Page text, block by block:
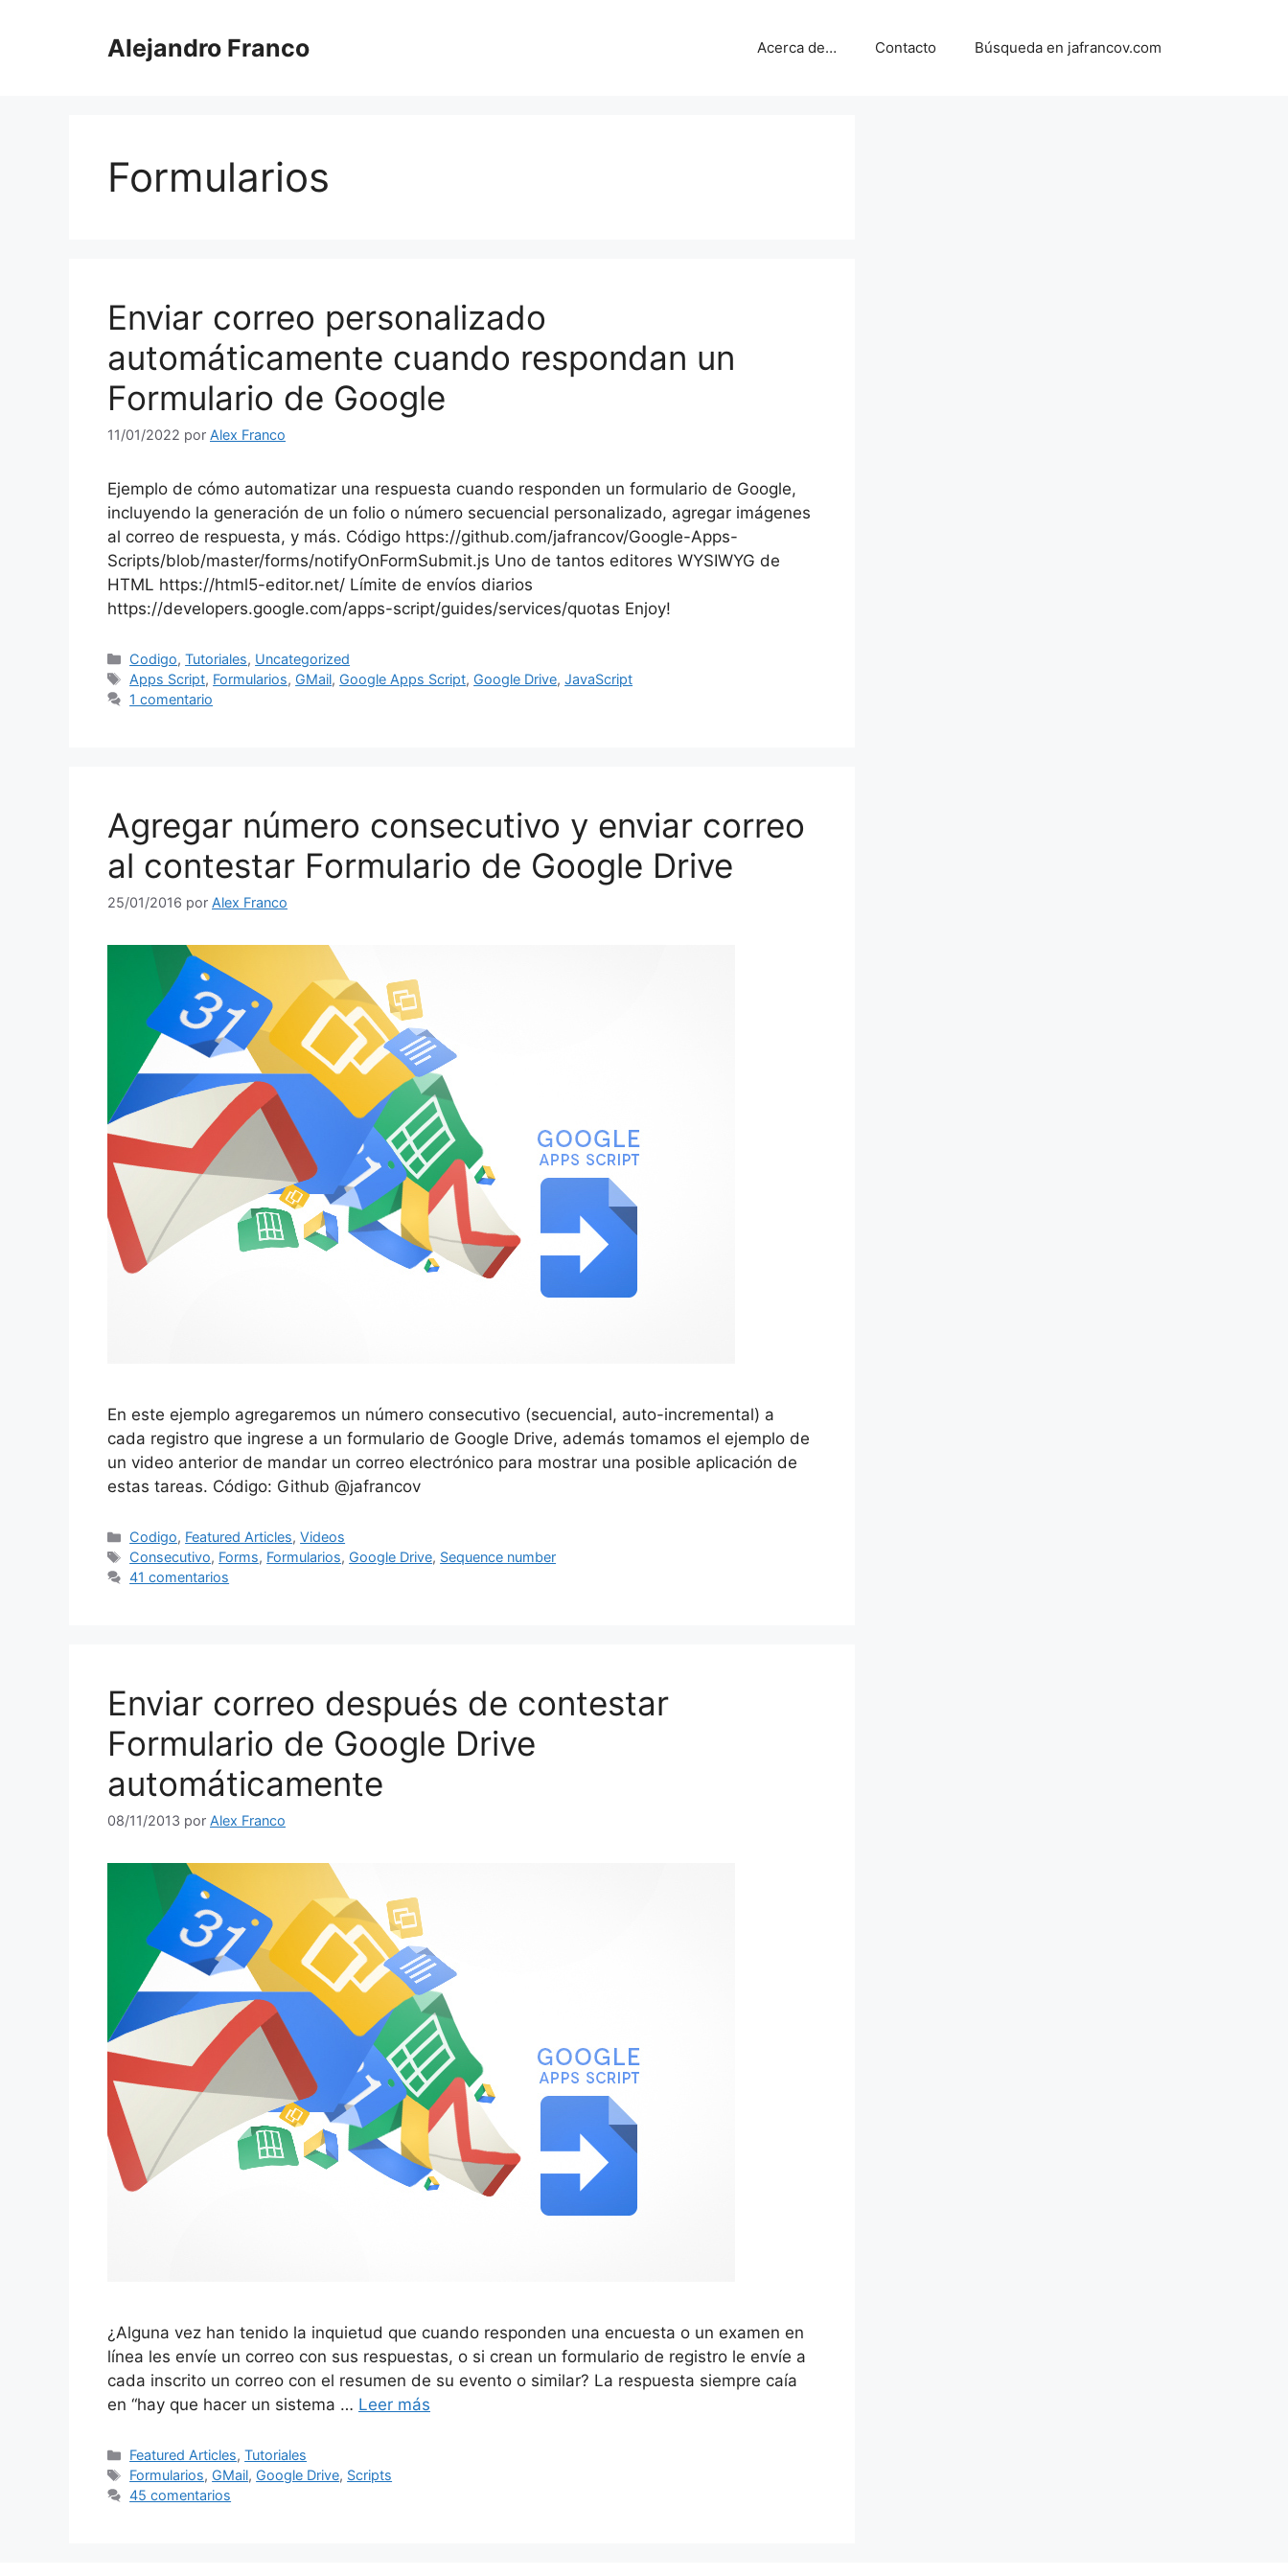
Alejandro Franco Acerca de… Contacto Búsqueda en jafrancov.com
Formularios
Enviar correo personalizado
automáticamente cuando respondan un
Formulario de Google
11/01/2022 por Alex Franco
Ejemplo de cómo automatizar una respuesta cuando responden un formulario de Google,
incluyendo la generación de un folio o número secuencial personalizado, agregar imágenes
al correo de respuesta, y más. Código https://github.com/jafrancov/Google-Apps-
Scripts/blob/master/forms/notifyOnFormSubmit.js Uno de tantos editores WYSIWYG de
HTML https://html5-editor.net/ Límite de envíos diarios
https://developers.google.com/apps-script/guides/services/quotas Enjoy!
Categorías
Codigo,Tutoriales, Uncategorized
Etiquetas
Apps Script, Formularios, GMail, Google Apps Script, Google Drive,JavaScript
1 comentario
Agregar número consecutivo y enviar correo
al contestar Formulario de Google Drive
25/01/2016 por Alex Franco
En este ejemplo agregaremos un número consecutivo (secuencial, auto-incremental) a
cada registro que ingrese a un formulario de Google Drive, además tomamos el ejemplo de
un video anterior de mandar un correo electrónico para mostrar una posible aplicación de
estas tareas. Código: Github @jafrancov
Categorías
Codigo, Featured Articles,Videos
Etiquetas
Consecutivo, Forms, Formularios, Google Drive, Sequence number
41 comentarios
Enviar correo después de contestar
Formulario de Google Drive
automáticamente
08/11/2013 por Alex Franco
¿Alguna vez han tenido la inquietud que cuando responden una encuesta o un examen en
línea les envíe un correo con sus respuestas, o si crean un formulario de registro le envíe a
cada inscrito un correo con el resumen de su evento o similar? La respuesta siempre caía
en “hay que hacer un sistema … Leer más
Categorías
Featured Articles,Tutoriales
Etiquetas
Formularios, GMail, Google Drive, Scripts
45 comentarios